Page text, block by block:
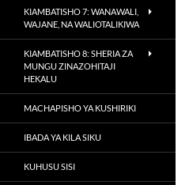
KIAMBATISHO 7: WANAWALI,
WAJANE, NA WALIOTALIKIWA
KIAMBATISHO 8: SHERIA ZA
MUNGU ZINAZOHITAJI
HEKALU
MACHAPISHO YA KUSHIRIKI
IBADA YA KILA SIKU
KUHUSU SISI